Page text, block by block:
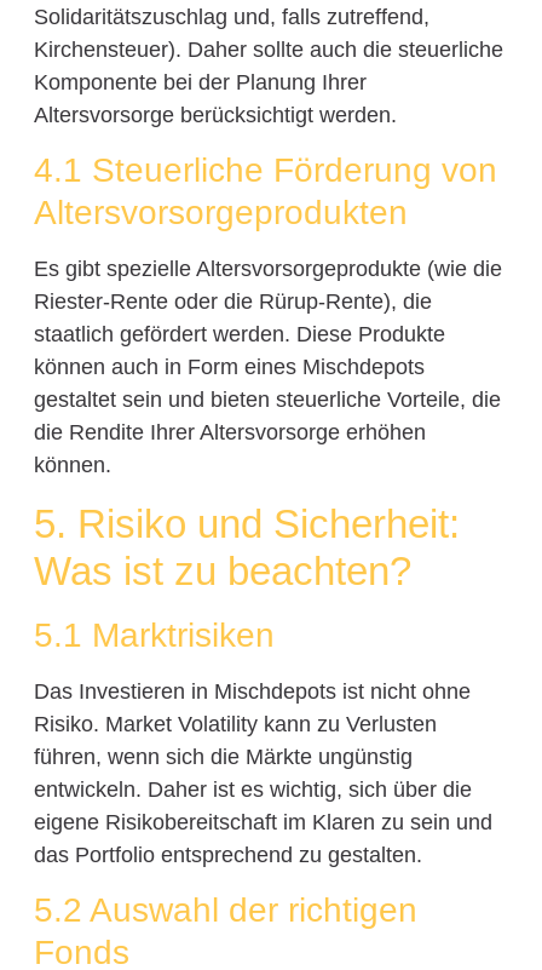
Solidaritätszuschlag und, falls zutreffend,
Kirchensteuer). Daher sollte auch die steuerliche
Komponente bei der Planung Ihrer
Altersvorsorge berücksichtigt werden.
4.1 Steuerliche Förderung von
Altersvorsorgeprodukten
Es gibt spezielle Altersvorsorgeprodukte (wie die
Riester-Rente oder die Rürup-Rente), die
staatlich gefördert werden. Diese Produkte
können auch in Form eines Mischdepots
gestaltet sein und bieten steuerliche Vorteile, die
die Rendite Ihrer Altersvorsorge erhöhen
können.
5. Risiko und Sicherheit:
Was ist zu beachten?
5.1 Marktrisiken
Das Investieren in Mischdepots ist nicht ohne
Risiko. Market Volatility kann zu Verlusten
führen, wenn sich die Märkte ungünstig
entwickeln. Daher ist es wichtig, sich über die
eigene Risikobereitschaft im Klaren zu sein und
das Portfolio entsprechend zu gestalten.
5.2 Auswahl der richtigen
Fonds